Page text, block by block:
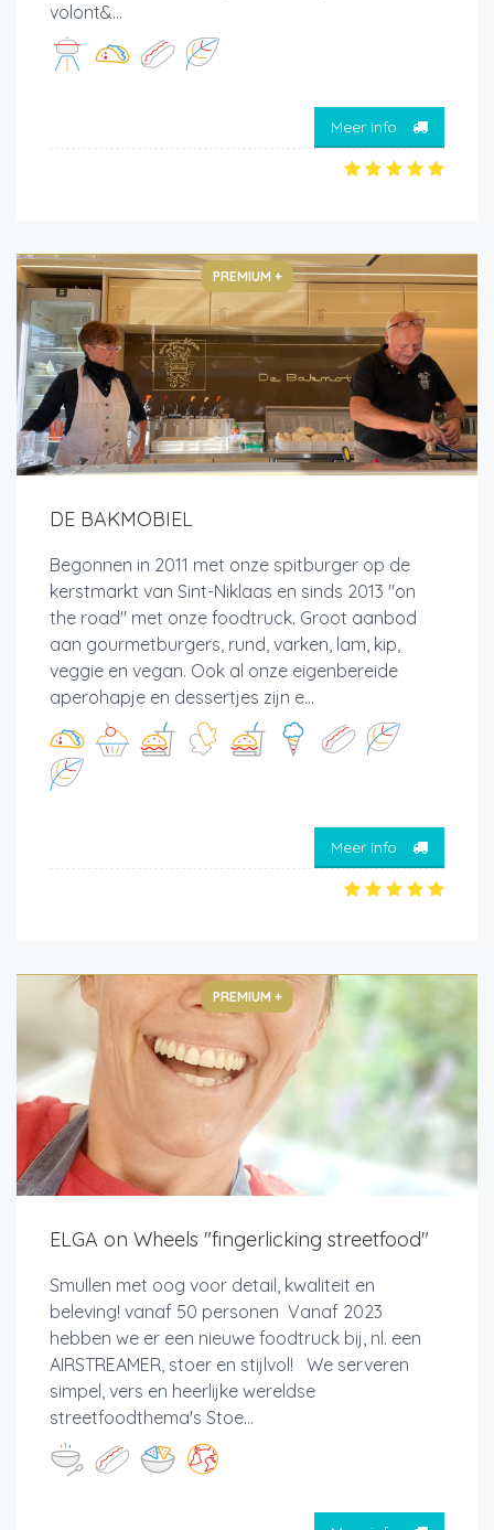
volont&...
Meer info
PREMIUM +
DE BAKMOBIEL
Begonnen in 2011 met onze spitburger op de
kerstmarkt van Sint-Niklaas en sinds 2013 "on
the road" met onze foodtruck. Groot aanbod
aan gourmetburgers, rund, varken, lam, kip,
veggie en vegan. Ook al onze eigenbereide
aperohapje en dessertjes zijn e...
Meer info
PREMIUM +
ELGA on Wheels "fingerlicking streetfood"
Smullen met oog voor detail, kwaliteit en
beleving! vanaf 50 personen Vanaf 2023
hebben we er een nieuwe foodtruck bij, nl. een
AIRSTREAMER, stoer en stijlvol! We serveren
simpel, vers en heerlijke wereldse
streetfoodthema's Stoe...